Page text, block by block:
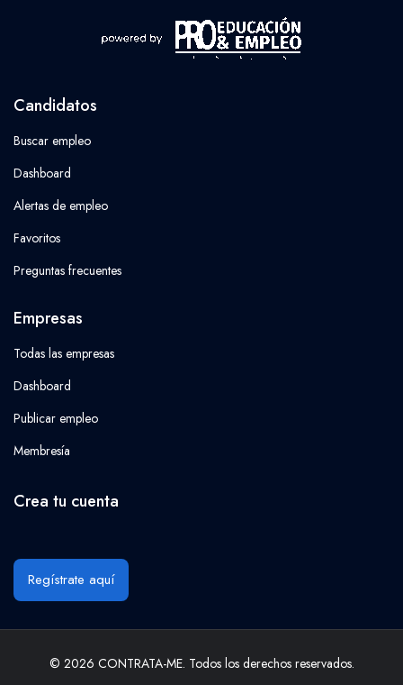
Candidatos
Buscar empleo
Dashboard
Alertas de empleo
Favoritos
Preguntas frecuentes
Empresas
Todas las empresas
Dashboard
Publicar empleo
Membresía
Crea tu cuenta
Regístrate aquí
© 2026 CONTRATA-ME. Todos los derechos reservados.